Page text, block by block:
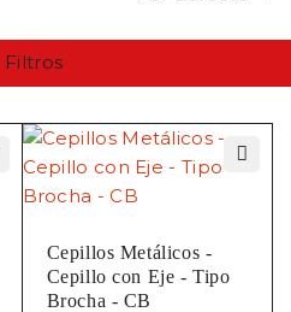
Filtros
Cepillos Metálicos -
Cepillo con Eje - Tipo
Brocha - CB